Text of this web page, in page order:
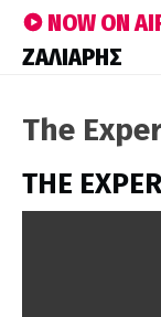
NOW ON
ΖΑΛΙΑΡΗΣ
The
THE